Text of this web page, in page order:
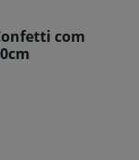
com